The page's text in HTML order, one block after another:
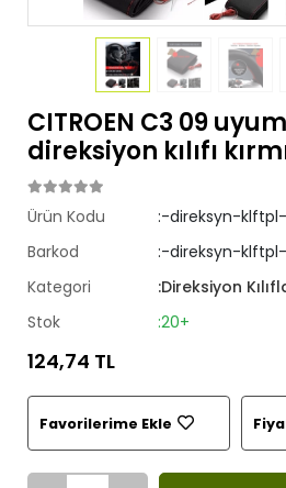
CITROEN C3 09
direksiyon kılıfı
Ürün Kodu
:-direksyn-
Barkod
:-direksyn-
Kategori
:Direksiyon
Stok
:20+
124,74 TL
Favorilerime Ekle